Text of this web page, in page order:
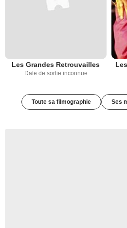
Les Grandes Retrouvailles
Date de sortie inconnue
Toute sa filmographie Ses